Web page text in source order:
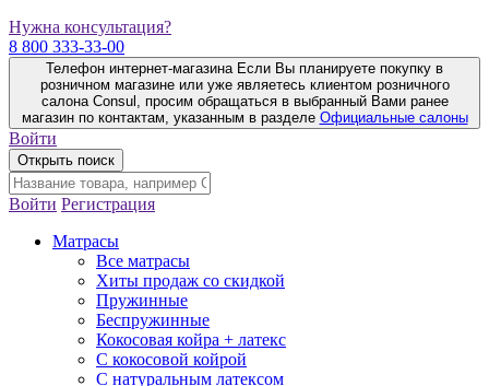
Нужна консультация?
8 800 333-33-00
Телефон интернет-магазина Если Вы планируете покупку в
розничном магазине или уже являетесь клиентом розничного
салона Consul, просим обращаться в выбранный Вами ранее
магазин по контактам, указанным в разделе Официальные салоны
Войти
Открыть поиск
Войти Регистрация
Матрасы
Все матрасы
Хиты продаж со скидкой
Пружинные
Беспружинные
Кокосовая койра + латекс
С кокосовой койрой
С натуральным латексом